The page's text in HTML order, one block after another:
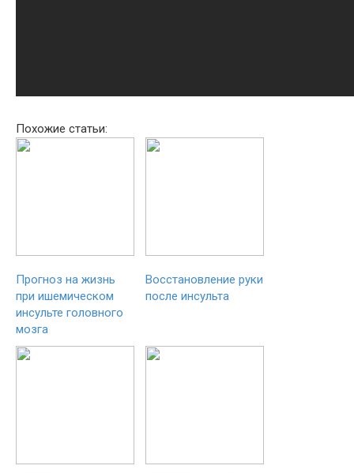
Похожие статьи:
Прогноз на жизнь
при ишемическом
инсульте головного
мозга
Восстановление руки
после инсульта